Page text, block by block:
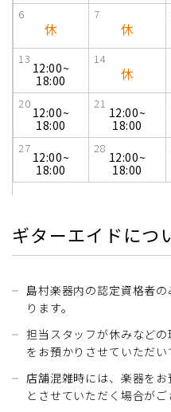
6
休
7
休
13
12:00~
18:00
14
休
20
12:00~
18:00
21
12:00~
18:00
27
12:00~
18:00
28
12:00~
18:00
ギターエイドにつ
島村楽器内の認定資格者
ります。
担当スタッフが休みなど
をお預かりさせていただい
店舗混雑時には、楽器を
とさせていただく場合がご